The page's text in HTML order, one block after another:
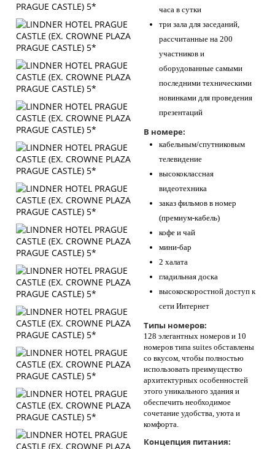
часа в сутки
три зала для заседаний,
рассчитанные на 200
участников и
оборудованные самыми
последними техническими
новинками для проведения
презентаций
В номере:
кабельным/спутниковым
телевидение
высококлассная
видеотехника
заказ фильмов в номер
(премиум-кабель)
кофе и чай
мини-бар
2 халата
гладильная доска
высокоскоростной доступ к
сети Интернет
Типы номеров:
128 элегантных номеров и 10
номеров типа suites обставлены
со вкусом, чтобы полностью
использовать преимущество
архитектурных особенностей
этого уникального здания и
обеспечить необходимое
сочетание удобства, уюта и
комфорта.
Концепция питания: